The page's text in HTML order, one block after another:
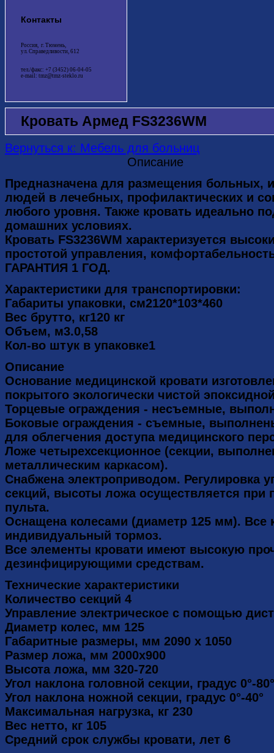
Контакты
Россия, г. Тюмень,
ул. Справедливости, 612
тел./факс: +7 (3452) 06-04-05
e-mail: tmz@tmz-steklo.ru
Кровать Армед FS3236WM
Вернуться к: Мебель для больниц
Описание
Предназначена для размещения больных,
людей в лечебных, профилактических и
любого уровня. Также кровать идеально
домашних условиях.
Кровать FS3236WМ характеризуется
простотой управления,
ГАРАНТИЯ 1 ГОД.
Характеристики для транспортировки:
Габариты упаковки, см2120*103*460
Вес брутто, кг120 кг
Объем, м3.0,58
Кол-во штук в упаковке1
Описание
Основание медицинской кровати
покрытого экологически чистой
Торцевые ограждения - несъемные,
Боковые ограждения - съемные,
для облегчения доступа медицинского
Ложе четырехсекционное (секции,
металлическим каркасом).
Снабжена электроприводом. Регулировка
секций, высоты ложа осуществляется при
пульта.
Оснащена колесами (диаметр 125 мм). Все
индивидуальный тормоз.
Все элементы кровати имеют высокую
дезинфицирующими средствам.
Технические характеристики
Количество секций 4
Управление электрическое с помощью
Диаметр колес, мм 125
Габаритные размеры, мм 2090 х 1050
Размер ложа, мм 2000х900
Высота ложа, мм 320-720
Угол наклона головной секции, градус 0°-80°
Угол наклона ножной секции, градус 0°-40°
Максимальная нагрузка, кг 230
Вес нетто, кг 105
Средний срок службы кровати, лет 6